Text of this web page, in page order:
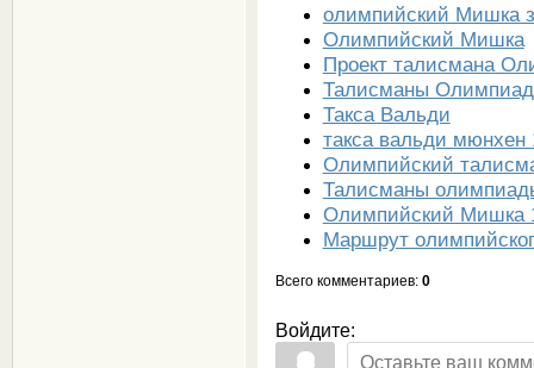
олимпийский Мишка
Олимпийский Мишка
Проект талисмана
Талисманы
Такса Вальди
такса вальди мюнхен
Олимпийский
Талисманы
Олимпийский Мишка
Маршрут
Всего комментариев: 0
Войдите: